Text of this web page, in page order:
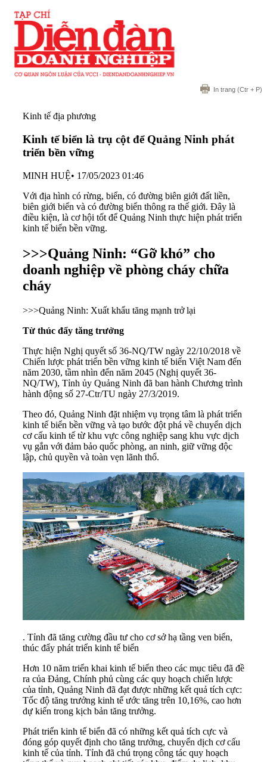
In trang (Ctr + P)
Kinh tế địa phương
Kinh tế biển là trụ cột để Quảng Ninh phát
triển bền vững
MINH HUỆ• 17/05/2023 01:46
Với địa hình có rừng, biển, có đường biên giới đất liền,
biên giới biển và có đường biển thông ra thế giới. Đây là
điều kiện, là cơ hội tốt để Quảng Ninh thực hiện phát triển
kinh tế biển bền vững.
>>>Quảng Ninh: “Gỡ khó” cho
doanh nghiệp về phòng cháy chữa
cháy
>>>Quảng Ninh: Xuất khẩu tăng mạnh trở lại
Từ thúc đẩy tăng trưởng
Thực hiện Nghị quyết số 36-NQ/TW ngày 22/10/2018 về
Chiến lược phát triển bền vững kinh tế biển Việt Nam đến
năm 2030, tầm nhìn đến năm 2045 (Nghị quyết 36-
NQ/TW), Tỉnh ủy Quảng Ninh đã ban hành Chương trình
hành động số 27-Ctr/TU ngày 27/3/2019.
Theo đó, Quảng Ninh đặt nhiệm vụ trọng tâm là phát triển
kinh tế biển bền vững và tạo bước đột phá về chuyển dịch
cơ cấu kinh tế từ khu vực công nghiệp sang khu vực dịch
vụ gắn với đảm bảo quốc phòng, an ninh, giữ vững độc
lập, chủ quyền và toàn vẹn lãnh thổ.
. Tỉnh đã tăng cường đầu tư cho cơ sở hạ tầng ven biển,
thúc đẩy phát triển kinh tế biển
Hơn 10 năm triển khai kinh tế biển theo các mục tiêu đã đề
ra của Đảng, Chính phủ cùng các quy hoạch chiến lược
của tỉnh, Quảng Ninh đã đạt được những kết quả tích cực:
Tốc độ tăng trưởng kinh tế ước tăng trên 10,16%, cao hơn
dự kiến trong kịch bản tăng trưởng.
Phát triển kinh tế biển đã có những kết quả tích cực và
đóng góp quyết định cho tăng trưởng, chuyển dịch cơ cấu
kinh tế của tỉnh. Tỉnh đã chú trọng công tác quy hoạch